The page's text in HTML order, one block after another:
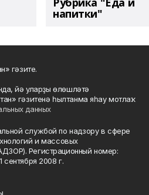
напитки"
гәзите.
йә уларҙы өлөшләтә
гәзитенә һылтанма яһау мотлаҡ.
данных
службой по надзору в сфере
и массовых
Регистрационный номер:
2008 г.